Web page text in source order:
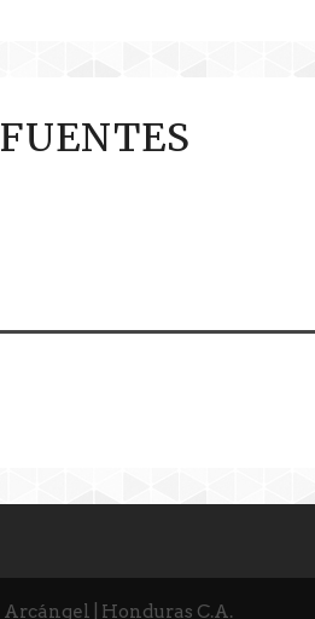
Arcángel | Honduras C.A.